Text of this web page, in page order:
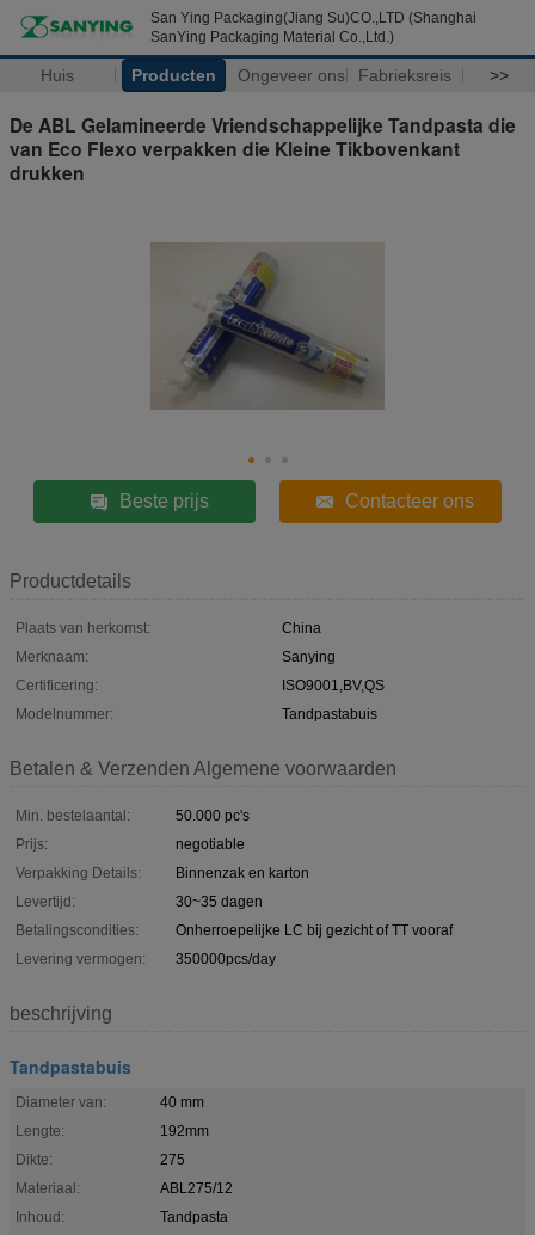
San Ying Packaging(Jiang Su)CO.,LTD (Shanghai
SanYing Packaging Material Co.,Ltd.)
Huis Producten Ongeveer ons Fabrieksreis >>
De ABL Gelamineerde Vriendschappelijke Tandpasta die
van Eco Flexo verpakken die Kleine Tikbovenkant
drukken
Beste prijs Contacteer ons
Productdetails
Plaats van herkomst:
China
Merknaam:
Sanying
Certificering:
ISO9001,BV,QS
Modelnummer:
Tandpastabuis
Betalen & Verzenden Algemene voorwaarden
Min. bestelaantal:
50.000 pc's
Prijs:
negotiable
Verpakking Details:
Binnenzak en karton
Levertijd:
30~35 dagen
Betalingscondities:
Onherroepelijke LC bij gezicht of TT vooraf
Levering vermogen:
350000pcs/day
beschrijving
Tandpastabuis
Diameter van:
40 mm
Lengte:
192mm
Dikte:
275
Materiaal:
ABL275/12
Inhoud:
Tandpasta